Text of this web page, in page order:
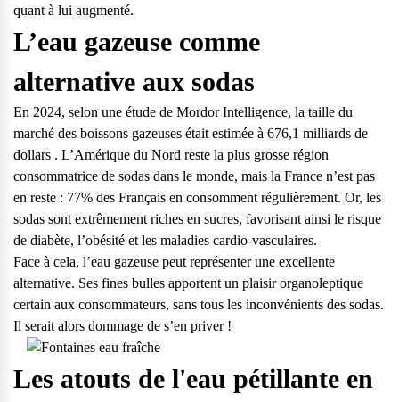
quant à lui augmenté.
L’eau gazeuse comme
alternative aux sodas
En 2024, selon une étude de Mordor Intelligence, la taille du
marché des boissons gazeuses était estimée à 676,1 milliards de
dollars . L’Amérique du Nord reste la plus grosse région
consommatrice de sodas dans le monde, mais la France n’est pas
en reste : 77% des Français en consomment régulièrement. Or, les
sodas sont extrêmement riches en sucres, favorisant ainsi le risque
de diabète, l’obésité et les maladies cardio-vasculaires.
Face à cela, l’eau gazeuse peut représenter une excellente
alternative. Ses fines bulles apportent un plaisir organoleptique
certain aux consommateurs, sans tous les inconvénients des sodas.
Il serait alors dommage de s’en priver !
Les atouts de l'eau pétillante en